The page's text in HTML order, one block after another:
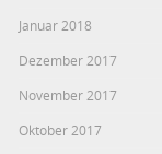
Januar 2018
Dezember 2017
November 2017
Oktober 2017